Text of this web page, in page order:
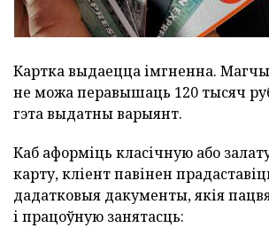
Картка выдаецца імгненна.
не можа перавышаць 120 тысяч
гэта выдатны варыянт.
Каб аформіць класічную або
карту, кліент павінен
дадатковыя дакументы, якія
і працоўную занятасць: